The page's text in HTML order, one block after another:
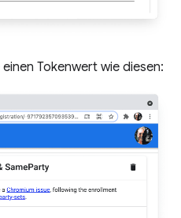
Tokenwert wie diesen: